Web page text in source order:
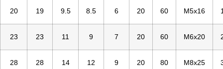
20 19 9.5 8.5 6 20 60 M5x16
23 23 11 9 7 20 60 M6x20
28 28 14 12 9 20 80 M8x25